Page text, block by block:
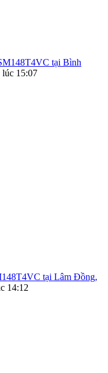
tại Bình
15:07
tại Lâm Đồng,
14:12